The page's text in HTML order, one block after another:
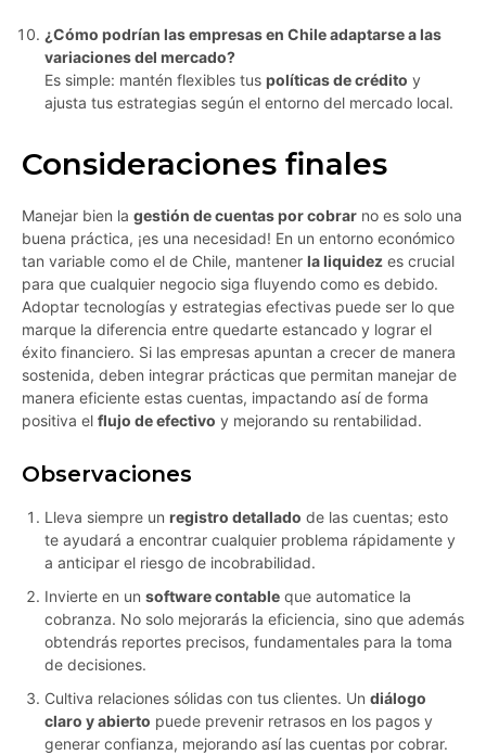
¿Cómo podrían las empresas en Chile adaptarse a las
variaciones del mercado?
Es simple: mantén flexibles tus políticas de crédito y
ajusta tus estrategias según el entorno del mercado local.
Consideraciones finales
Manejar bien la gestión de cuentas por cobrar no es solo una
buena práctica, ¡es una necesidad! En un entorno económico
tan variable como el de Chile, mantener la liquidez es crucial
para que cualquier negocio siga fluyendo como es debido.
Adoptar tecnologías y estrategias efectivas puede ser lo que
marque la diferencia entre quedarte estancado y lograr el
éxito financiero. Si las empresas apuntan a crecer de manera
sostenida, deben integrar prácticas que permitan manejar de
manera eficiente estas cuentas, impactando así de forma
positiva el flujo de efectivo y mejorando su rentabilidad.
Observaciones
Lleva siempre un registro detallado de las cuentas; esto
te ayudará a encontrar cualquier problema rápidamente y
a anticipar el riesgo de incobrabilidad.
Invierte en un software contable que automatice la
cobranza. No solo mejorarás la eficiencia, sino que además
obtendrás reportes precisos, fundamentales para la toma
de decisiones.
Cultiva relaciones sólidas con tus clientes. Un diálogo
claro y abierto puede prevenir retrasos en los pagos y
generar confianza, mejorando así las cuentas por cobrar.